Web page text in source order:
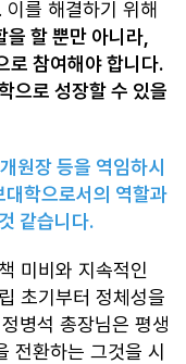
를 해결하기 위해
할 뿐만 아니라,
로 참여해야 합니다.
으로 성장할 수 있을
원장 등을 역임하시
학으로서의 역할과
같습니다.
미비와 지속적인
초기부터 정체성을
병석 총장님은 평생
전환하는 그것을 시